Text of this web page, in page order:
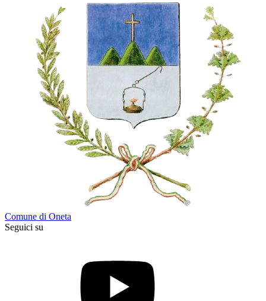
Comune di Oneta
Seguici su